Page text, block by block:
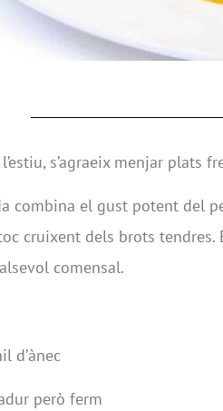
s’agraeix menjar plats
combina el gust potent del
cruixent dels brots
comensal.
d’ànec
però ferm